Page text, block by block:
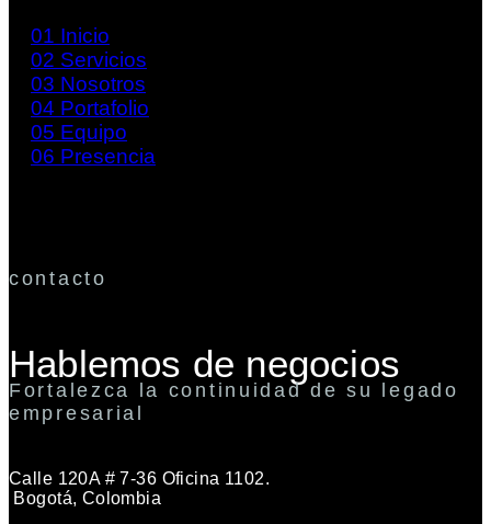
01 Inicio
02 Servicios
03 Nosotros
04 Portafolio
05 Equipo
06 Presencia
contacto
Hablemos de negocios
Fortalezca la continuidad de su legado
empresarial
Calle 120A # 7-36 Oficina 1102.
Bogotá, Colombia